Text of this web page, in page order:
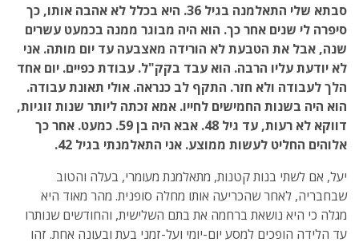
סבתא שלי התאלמנה בגיל 36. היא בכלל לא אהבה אותו, כך
סיפרה לי שנים אחר כך. הוא היה מבוגר ממנה בכמעט עשרים
שנה, אבל את הטבעת לא הורידה מאצבעה עד יום מותה. אני
לא יודעת עליו הרבה. הוא עבד בקק"ל. עבודת כפיים. יום אחד
הלך לעבודה ולא חזר. התקף לב כנראה. אולי תאונת עבודה.
הוא היה בשנות החמישים לחייו. אמא זכתה ליותר שנות זוגיות,
דווקא לא רעות, עד גיל 48. אבא היה בן 59. כמעט
. אחר כך
אלוהים החליט לעשות ממוצע. אני התאלמנתי בגיל 42.
יעל, אם לשתי בנות קטנות, מתאלמנת מעומרי, בעלה והטוב
שבחבריה, לאחר שהכריעה אותו מחלה סופנית. מהר מאוד היא
מגלה כי היא נושאת ברחמה את בתם השלישית, והחודשים שנותרו
עד הלידה הופכים למסע יום-יומי ועל-זמני בעת ובעונה אחת. זהו